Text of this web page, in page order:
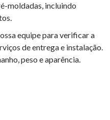
moldadas, incluindo
equipe para verificar a
de entrega e instalação.
peso e aparência.